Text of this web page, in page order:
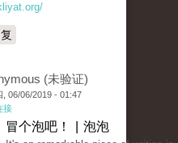
(未验证)
, 06/06/2019 - 01:47
接
冒个泡吧！ | 泡泡